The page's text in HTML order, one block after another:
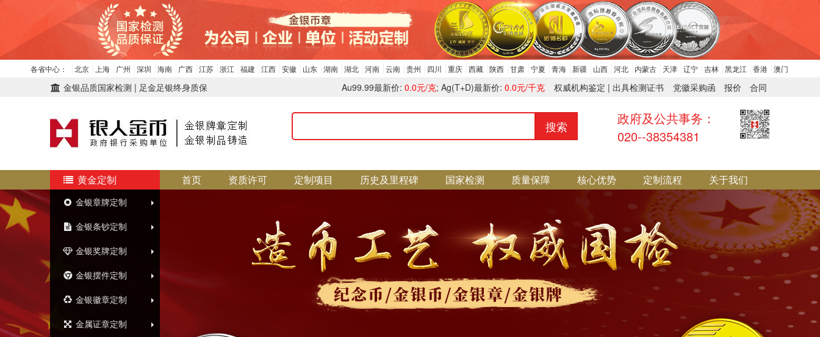
各省中心： 北京 上海 广州 深圳 海南 广西 江苏 浙江 福建 江西 安徽 山东 湖南 湖北 河南 云南 贵州 四川 重庆 西藏 陕西 甘肃 宁夏 青海 新疆 山西 河北 内蒙古 天津 辽宁 吉林 黑龙江 香港 澳门
金银品质国家检测 | 足金足银终身质保 党徽采购函 报价 合同
权威机构鉴定 | 出具检测证书
Au99.99最新价: 0.0元/克; Ag(T+D)最新价: 0.0元/千克
搜索
政府及公共事务：
020--38354381
黄金定制
金银章牌定制
金银条钞定制
金银奖牌定制
金银摆件定制
金银徽章定制
金属证章定制
首页 资质许可 定制项目 历史及里程碑 国家检测 质量保障 核心优势 定制流程 关于我们